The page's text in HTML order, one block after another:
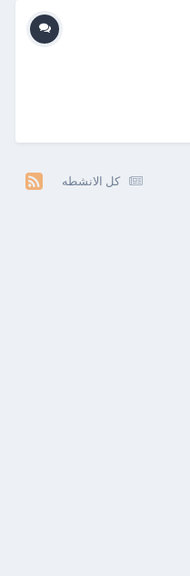
كل الانشطه